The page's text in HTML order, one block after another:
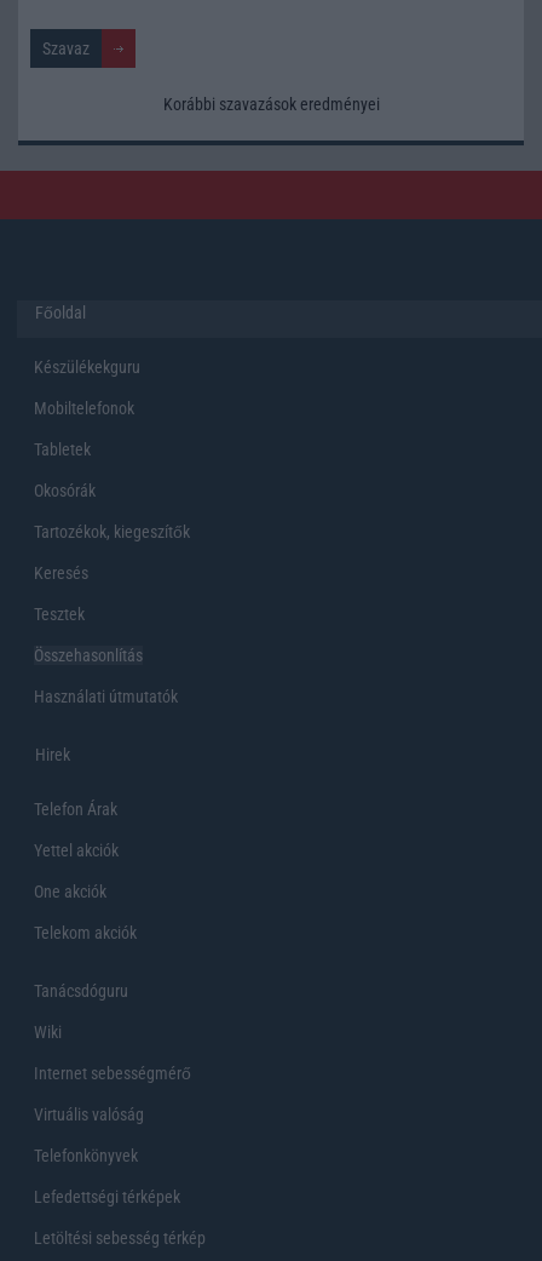
Korábbi szavazások eredményei
Főoldal
Készülékekguru
Mobiltelefonok
Tabletek
Okosórák
Tartozékok, kiegeszítők
Keresés
Tesztek
Összehasonlítás
Használati útmutatók
Hirek
Telefon Árak
Yettel akciók
One akciók
Telekom akciók
Tanácsdóguru
Wiki
Internet sebességmérő
Virtuális valóság
Telefonkönyvek
Lefedettségi térképek
Letöltési sebesség térkép